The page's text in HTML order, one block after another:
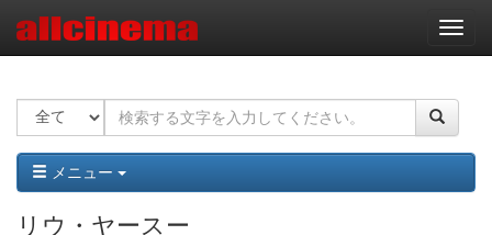
ナ
ビ
ー
ョ
ン
メニュー
リウ・ヤースー